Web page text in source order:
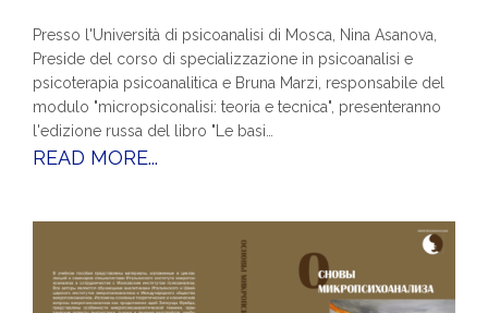
Presso l'Università di psicoanalisi di Mosca, Nina Asanova,
Preside del corso di specializzazione in psicoanalisi e
psicoterapia psicoanalitica e Bruna Marzi, responsabile del
modulo "micropsiconalisi: teoria e tecnica", presenteranno
l'edizione russa del libro "Le basi…
READ MORE...